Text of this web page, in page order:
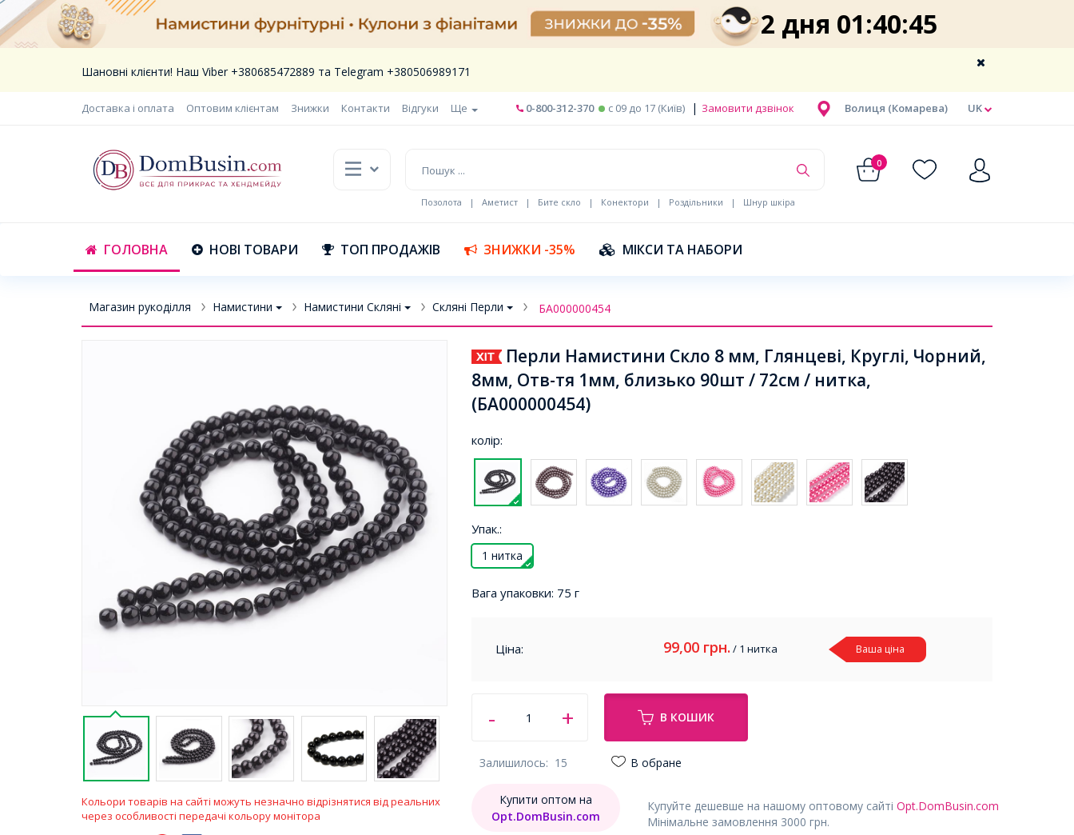
2 дня 01:40:45
Шановні клієнти! Наш Viber +380685472889 та Telegram +380506989171
Доставка і оплата Оптовим клієнтам Знижки Контакти Відгуки Ще UK
Волиця (Комарева)
0-800-312-370 c 09 до 17 (Київ) | Замовити дзвінок
0
Позолота | Аметист | Бите скло | Конектори | Роздільники | Шнур шкіра
ГОЛОВНА НОВІ ТОВАРИ ТОП ПРОДАЖІВ ЗНИЖКИ -35% МІКСИ ТА НАБОРИ
Магазин рукоділля Намистини Намистини Скляні Скляні Перли БА000000454
Кольори товарів на сайті можуть незначно відрізнятися від реальних
через особливості передачі кольору монітора
Перли Намистини Скло 8 мм, Глянцеві, Круглі, Чорний,
8мм, Отв-тя 1мм, близько 90шт / 72см / нитка,
(БА000000454)
колір:
Упак.:
1 нитка
Вага упаковки: 75 г
Ціна: 99,00 грн. / 1 нитка Ваша ціна
В КОШИК
Залишилось: 15 В обране
Купуйте дешевше на нашому оптовому сайті Opt.DomBusin.com
Мінімальне замовлення 3000 грн.
Купити оптом на
Opt.DomBusin.com